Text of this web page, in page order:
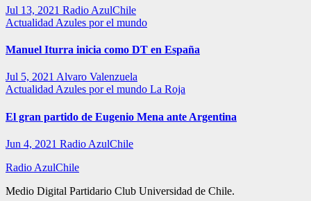
Jul 13, 2021 Radio AzulChile
Actualidad Azules por el mundo
Manuel Iturra inicia como DT en España
Jul 5, 2021 Alvaro Valenzuela
Actualidad Azules por el mundo La Roja
El gran partido de Eugenio Mena ante Argentina
Jun 4, 2021 Radio AzulChile
Radio AzulChile
Medio Digital Partidario Club Universidad de Chile.